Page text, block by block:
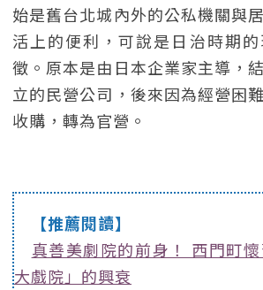
始是舊台北城內外的公私機關與
活上的便利，可說是日治時期
徵。原本是由日本企業家主導，
立的民營公司，後來因為經營困
收購，轉為官營。
【推薦閱讀】
真善美劇院的前身！ 西門町
大戲院」的興衰